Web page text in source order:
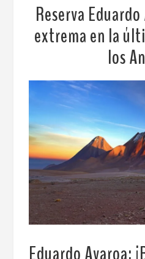
Reserva
extrema en la
los